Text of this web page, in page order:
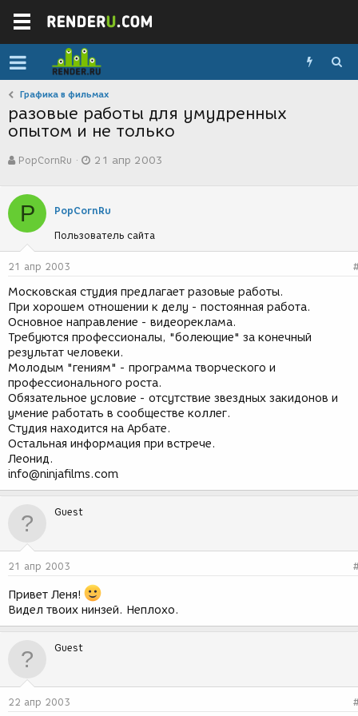
Графика в фильмах
разовые работы для умудренных
опытом и не только
в
о
р
т
е
м
ы
PopCornRu
а
с
з
д
и
я
21 апр 2003
P PopCornRu
Пользователь сайта
21 апр 2003
Московская студия предлагает разовые работы.
При хорошем отношении к делу - постоянная работа.
Основное направление - видеореклама.
Требуются профессионалы, "болеющие" за конечный
результат человеки.
Молодым "гениям" - программа творческого и
профессионального роста.
Обязательное условие - отсутствие звездных закидонов и
умение работать в сообществе коллег.
Студия находится на Арбате.
Остальная информация при встрече.
Леонид.
info@ninjafilms.com
Guest
21 апр 2003
Привет Леня!
Видел твоих нинзей. Неплохо.
Guest
22 апр 2003